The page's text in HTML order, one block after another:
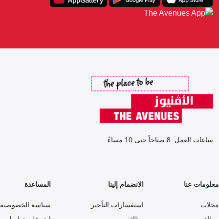
ساعات العمل: 8 صباحاً حتى 10 مساءً
معلومات عنا
محلات
الانضمام إلينا
استفسارات التأجير
المساعدة
سياسة الخصوصية